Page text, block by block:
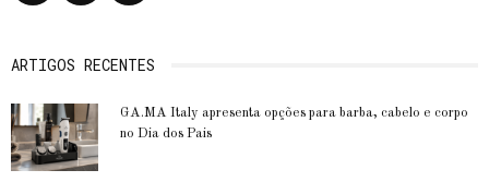
ARTIGOS RECENTES
GA.MA Italy apresenta opções para barba, cabelo e corpo
no Dia dos Pais